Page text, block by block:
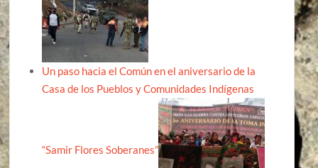
Un paso hacia el Común en el aniversario de la
Casa de los Pueblos y Comunidades Indígenas
“Samir Flores Soberanes”